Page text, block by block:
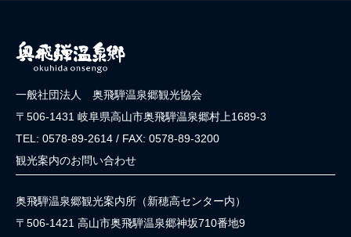
一般社団法人 奥飛騨温泉郷観光協会
〒506-1431 岐阜県高山市奥飛騨温泉郷村上1689-3
TEL: 0578-89-2614 / FAX: 0578-89-3200
観光案内のお問い合わせ
奥飛騨温泉郷観光案内所（新穂高センター内）
〒506-1421 高山市奥飛騨温泉郷神坂710番地9